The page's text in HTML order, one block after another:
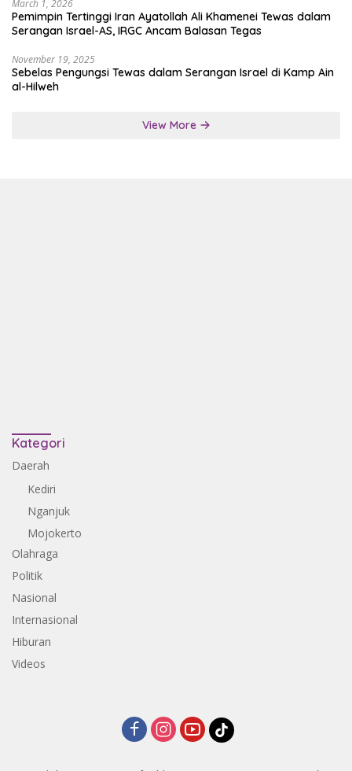
March 1, 2026
Pemimpin Tertinggi Iran Ayatollah Ali Khamenei Tewas dalam
Serangan Israel-AS, IRGC Ancam Balasan Tegas
November 19, 2025
Sebelas Pengungsi Tewas dalam Serangan Israel di Kamp Ain
al-Hilweh
View More
Kategori
Daerah
Kediri
Nganjuk
Mojokerto
Olahraga
Politik
Nasional
Internasional
Hiburan
Videos